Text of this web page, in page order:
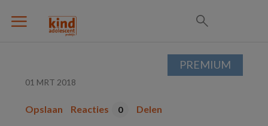
01 MRT 2018
Opslaan Reacties 0 Delen
PREMIUM